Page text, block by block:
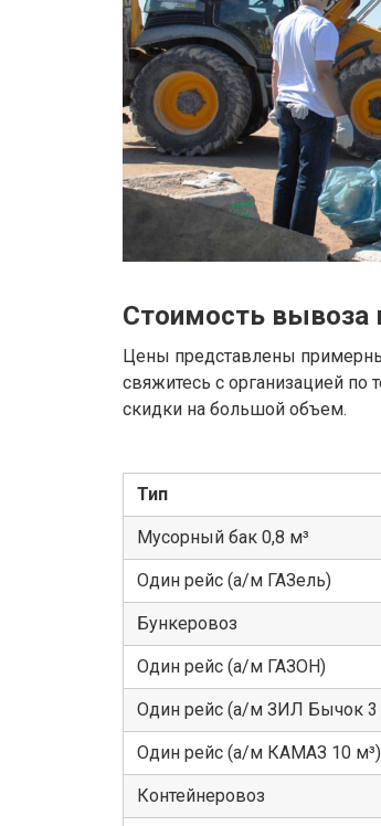
Стоимость вывоза
Цены представлены
свяжитесь с организацией по
скидки на большой объем.
Тип
Мусорный бак 0,8 м³
Один рейс (а/м ГАЗель)
Бункеровоз
Один рейс (а/м ГАЗОН)
Один рейс (а/м ЗИЛ Бычок 3
Один рейс (а/м КАМАЗ 10 м³)
Контейнеровоз